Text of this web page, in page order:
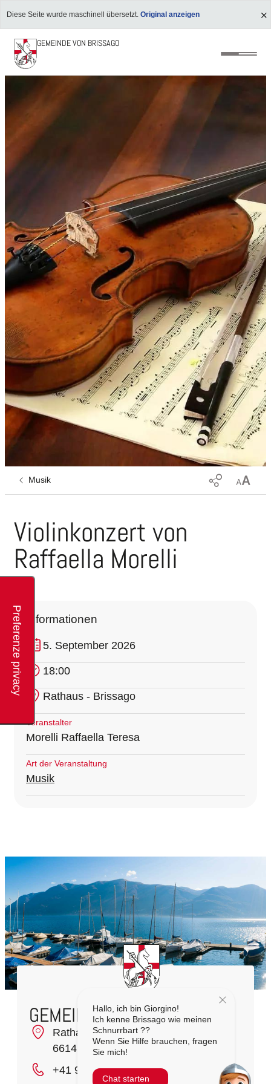
Diese Seite wurde maschinell übersetzt. Original anzeigen
GEMEINDE VON BRISSAGO
Musik
Violinkonzert von
Raffaella Morelli
Informationen
5. September 2026
18:00
Rathaus - Brissago
Veranstalter
Morelli Raffaella Teresa
Art der Veranstaltung
Musik
GEMEINDE BRISSAGO
Rathausplatz 1
6614 Brissago
+41 91 786 81 50
Hallo, ich bin Giorgino!
Ich kenne Brissago wie meinen
Schnurrbart ??
Wenn Sie Hilfe brauchen, fragen
Sie mich!
Chat starten